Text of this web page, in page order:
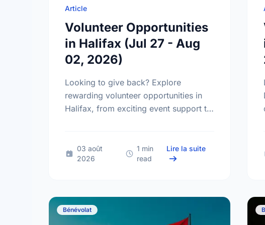
Article
Volunteer Opportunities
in Halifax (Jul 27 - Aug
02, 2026)
Looking to give back? Explore
rewarding volunteer opportunities in
Halifax, from exciting event support to
03 août
2026
1 min
read
Lire la suitesur Volunteer
Bénévolat